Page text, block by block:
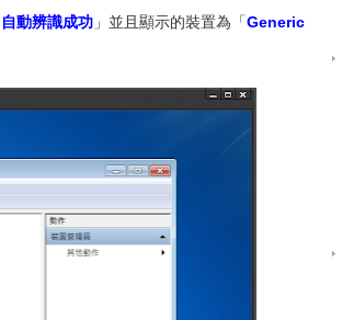
自動辨識成功 」並且顯示的裝置為「Generic